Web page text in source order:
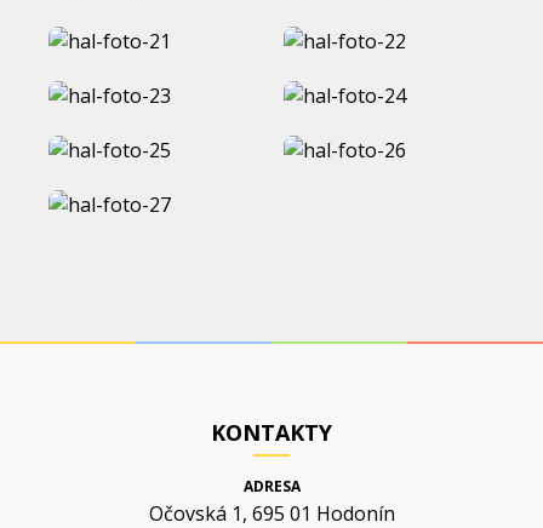
KONTAKTY
ADRESA
Očovská 1, 695 01 Hodonín